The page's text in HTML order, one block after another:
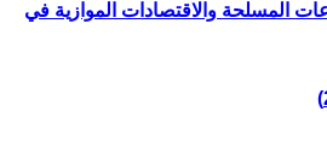
المسلحة والاقتصادات الموازية في